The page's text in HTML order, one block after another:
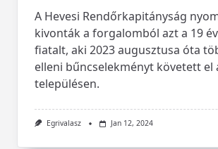
A Hevesi Rendőrkapitányság
kivonták a forgalomból azt a 19
fiatalt, aki 2023 augusztusa óta
elleni bűncselekményt követett el
településen.
Egrivalasz Jan 12, 2024